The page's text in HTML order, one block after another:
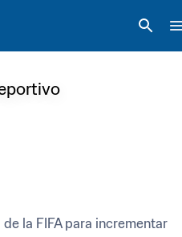
la FIFA para incrementar